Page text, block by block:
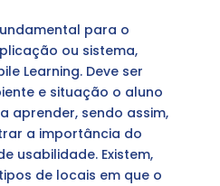
para o
ou sistema,
Learning. Deve ser
e situação o aluno
aprender, sendo assim,
a importância do
usabilidade. Existem,
de locais em que o